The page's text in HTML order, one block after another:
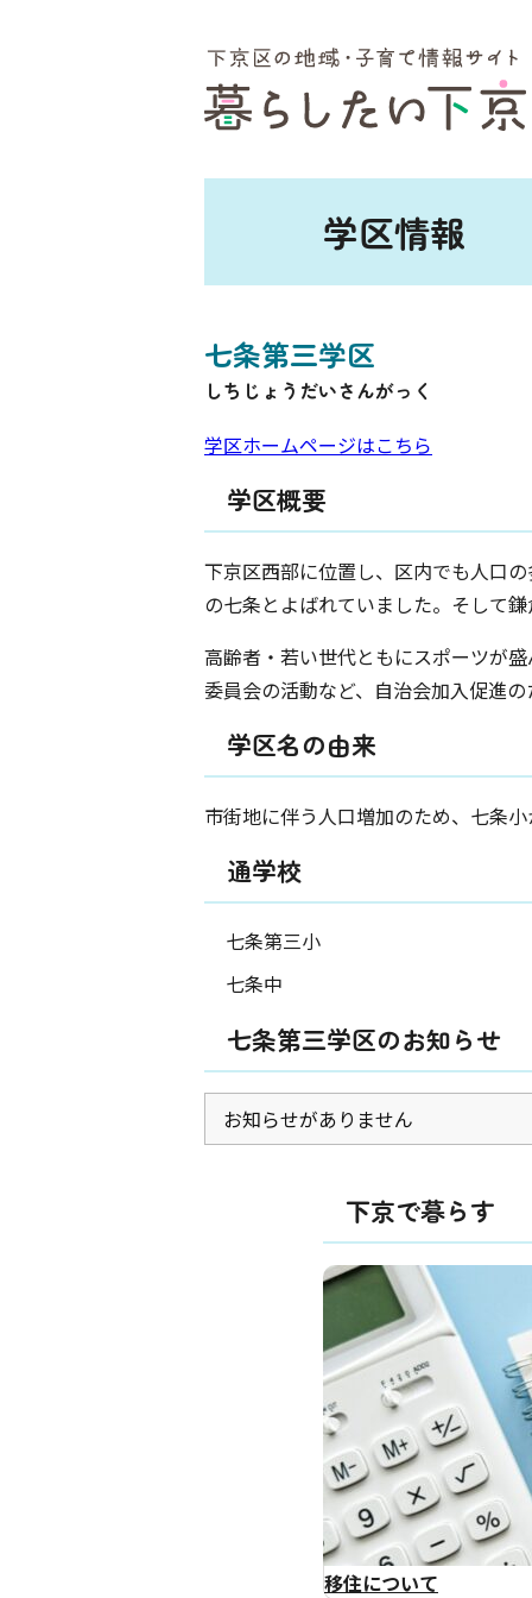
学区情報
七条第三学区
しちじょうだいさんがっく
学区ホームページはこちら
学区概要
下京区西部に位置し、区内でも人口
の七条とよばれていました。そして
高齢者・若い世代ともにスポーツが
委員会の活動など、自治会加入促進
学区名の由来
市街地に伴う人口増加のため、七条
通学校
七条第三小
七条中
七条第三学区のお知らせ
お知らせがありません
下京で暮らす
移住について